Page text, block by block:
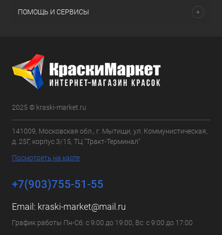
ПОМОЩЬ И СЕРВИСЫ
2025 © kraski-market.ru
141009, Московская обл., г. Мытищи, ул. Коммунистическая,
д. 25Г, корпус 3/15, ТЦ "Тракт-Терминал"
Посмотреть на карте
+7(903)755-51-55
Email: kraski-market@mail.ru
График работы Пн-Сб: с 9:00 до 19:00, Вс: с 9:00 до 17:00